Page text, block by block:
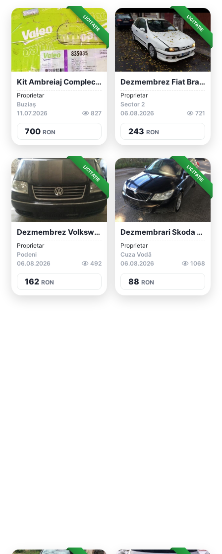
LICITAȚIE
Kit Ambreiaj Complect Conversie De La Vo...
Proprietar
Buziaș
11.07.2026
827
700 RON
LICITAȚIE
Dezmembrez Fiat Brava Bravo Marea Lancia...
Proprietar
Sector 2
06.08.2026
721
243 RON
LICITAȚIE
Dezmembrez Volkswagen Sharan 2008 1.9 Td...
Proprietar
Podeni
06.08.2026
492
162 RON
LICITAȚIE
Dezmembrari Skoda Octavia 2 Facelift Bre...
Proprietar
Cuza Vodă
06.08.2026
1068
88 RON